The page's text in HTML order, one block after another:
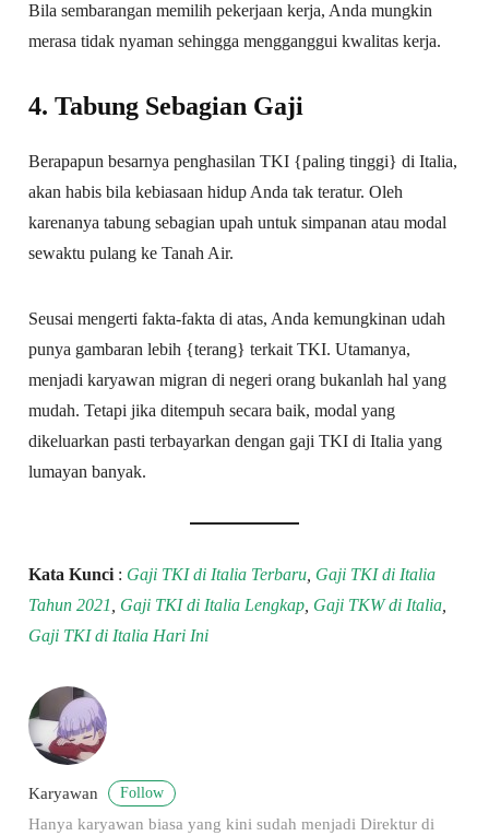
Bila sembarangan memilih pekerjaan kerja, Anda mungkin
merasa tidak nyaman sehingga mengganggui kwalitas kerja.
4. Tabung Sebagian Gaji
Berapapun besarnya penghasilan TKI {paling tinggi} di Italia,
akan habis bila kebiasaan hidup Anda tak teratur. Oleh
karenanya tabung sebagian upah untuk simpanan atau modal
sewaktu pulang ke Tanah Air.
Seusai mengerti fakta-fakta di atas, Anda kemungkinan udah
punya gambaran lebih {terang} terkait TKI. Utamanya,
menjadi karyawan migran di negeri orang bukanlah hal yang
mudah. Tetapi jika ditempuh secara baik, modal yang
dikeluarkan pasti terbayarkan dengan gaji TKI di Italia yang
lumayan banyak.
Kata Kunci : Gaji TKI di Italia Terbaru Gaji TKI di Italia
Tahun 2021
Gaji TKI di Italia Lengkap Gaji TKW di Italia
Gaji TKI di Italia Hari Ini
Karyawan Follow
Hanya karyawan biasa yang kini sudah menjadi Direktur di